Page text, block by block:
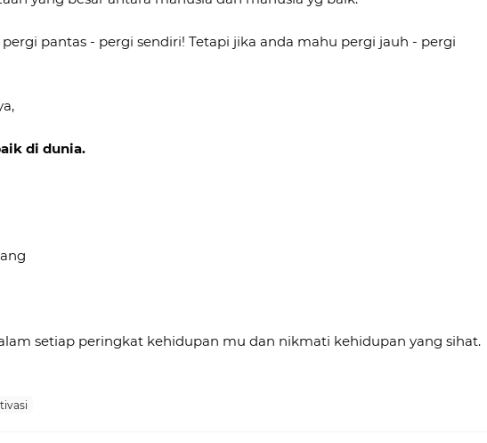
pantas - pergi sendiri! Tetapi jika anda mahu pergi jauh - pergi
di dunia.
setiap peringkat kehidupan mu dan nikmati kehidupan yang sihat.